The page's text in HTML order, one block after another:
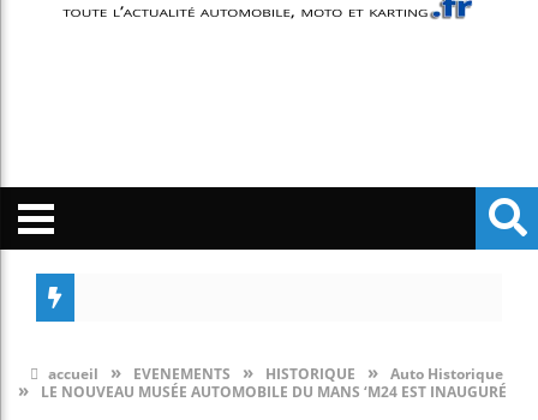
accueil » EVENEMENTS » HISTORIQUE » Auto Historique
» LE NOUVEAU MUSÉE AUTOMOBILE DU MANS ‘M24 EST INAUGURÉ